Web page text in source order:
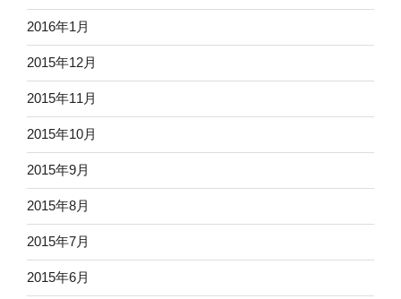
2016年1月
2015年12月
2015年11月
2015年10月
2015年9月
2015年8月
2015年7月
2015年6月